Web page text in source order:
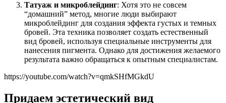
Татуаж и микроблейдинг: Хотя это не совсем
“домашний” метод, многие люди выбирают
микроблейдинг для создания эффекта густых и темных
бровей. Эта техника позволяет создать естественный
вид бровей, используя специальные инструменты для
нанесения пигмента. Однако для достижения желаемого
результата важно обращаться к опытным специалистам.
https://youtube.com/watch?v=qmkSHfMGkdU
Придаем эстетический вид